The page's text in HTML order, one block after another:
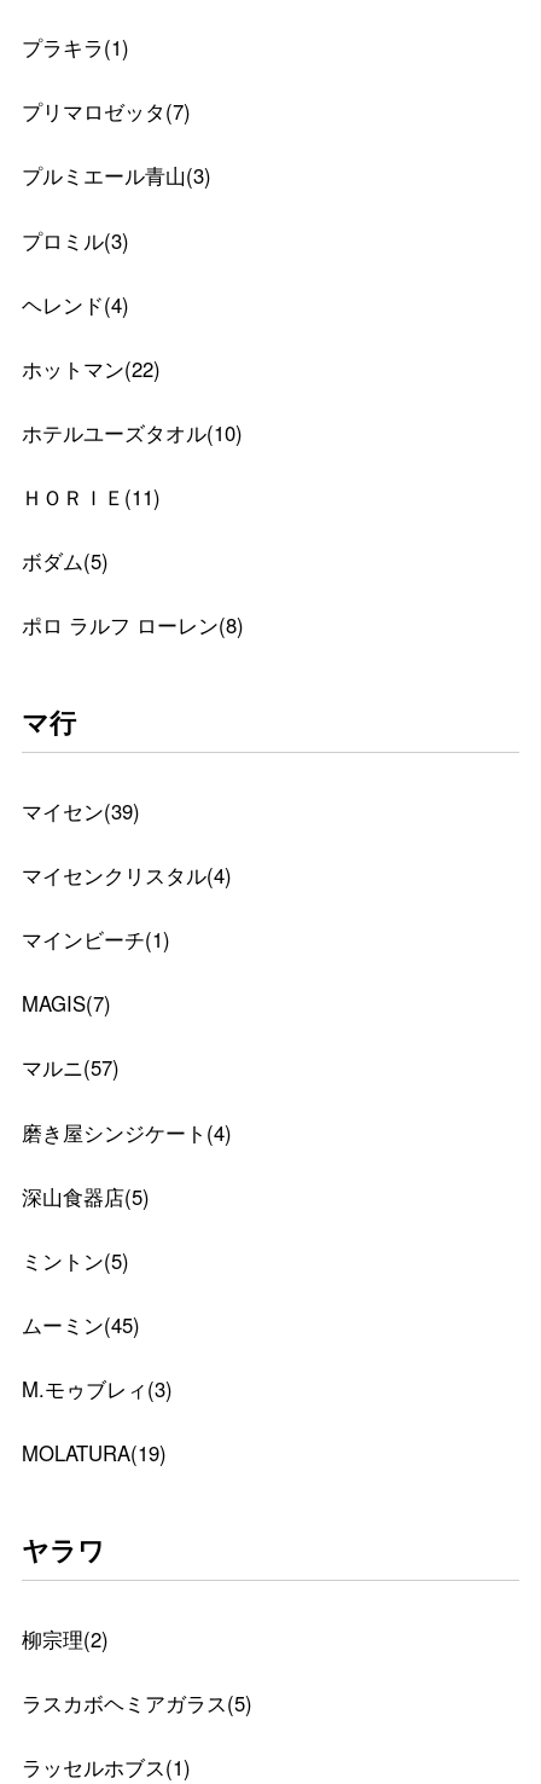
プラキラ(1)
プリマロゼッタ(7)
プルミエール青山(3)
プロミル(3)
ヘレンド(4)
ホットマン(22)
ホテルユーズタオル(10)
ＨＯＲＩＥ (11)
ボダム(5)
ポロ ラルフ ローレン(8)
マ行
マイセン(39)
マイセンクリスタル(4)
マインビーチ(1)
MAGIS(7)
マルニ(57)
磨き屋シンジケート (4)
深山食器店(5)
ミントン(5)
ムーミン(45)
M.モゥブレィ(3)
MOLATURA(19)
ヤラワ
柳宗理(2)
ラスカボヘミアガラス(5)
ラッセルホブス(1)